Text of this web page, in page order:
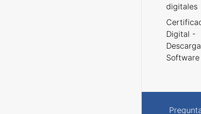
digitales
Digital -
Software